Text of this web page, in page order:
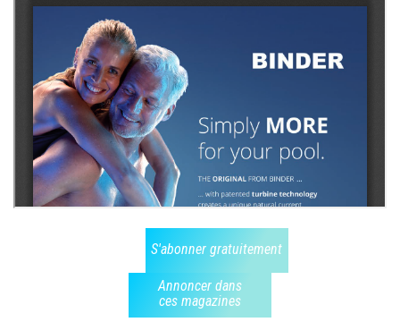
S'abonner gratuitement
Annoncer dans
ces magazines